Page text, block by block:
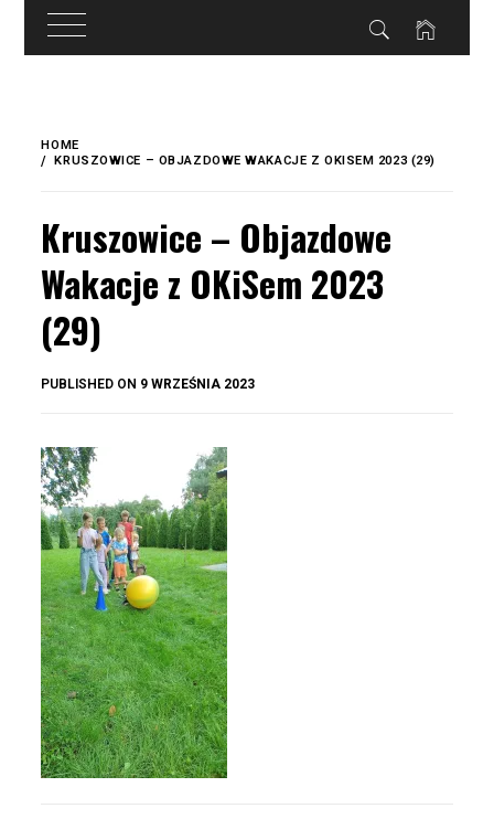
treści
content
HOME
KRUSZOWICE – OBJAZDOWE WAKACJE Z OKISEM 2023 (29)
Kruszowice – Objazdowe
Wakacje z OKiSem 2023
(29)
PUBLISHED ON 9 WRZEŚNIA 2023